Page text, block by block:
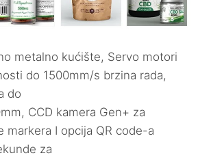
metalno kućište, Servo motori
do 1500mm/s brzina rada,
do
CCD kamera Gen+ za
markera I opcija QR code-a
za